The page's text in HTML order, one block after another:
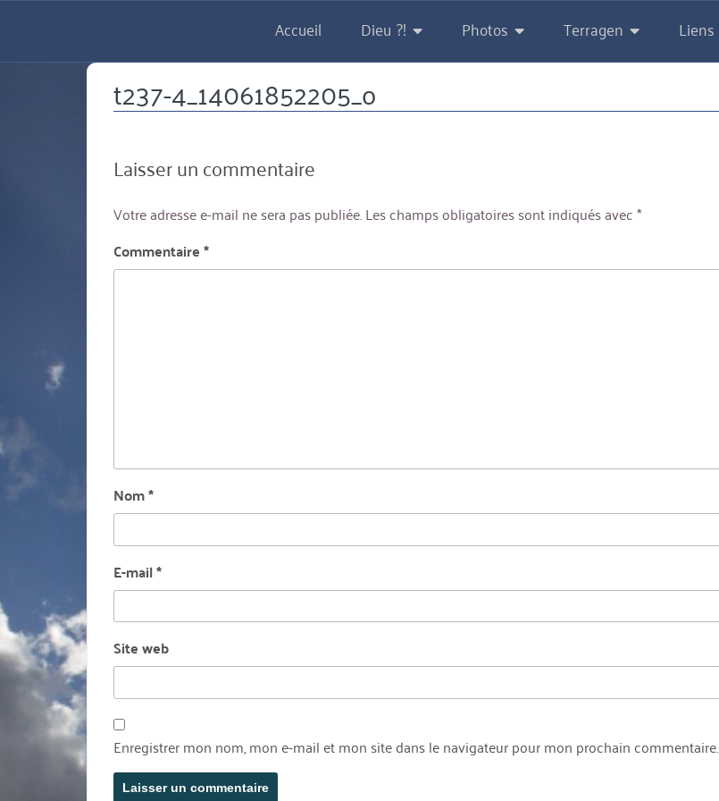
au
Accueil Dieu ?! Photos Terragen Liens
t237-4_14061852205_o
Laisser un commentaire
Votre adresse e-mail ne sera pas publiée.Les champs obligatoires sont indiqués avec*
Commentaire*
Nom*
E-mail*
Site web
Enregistrer mon nom, mon e-mail et mon site dans le navigateur pour mon prochain commentaire.